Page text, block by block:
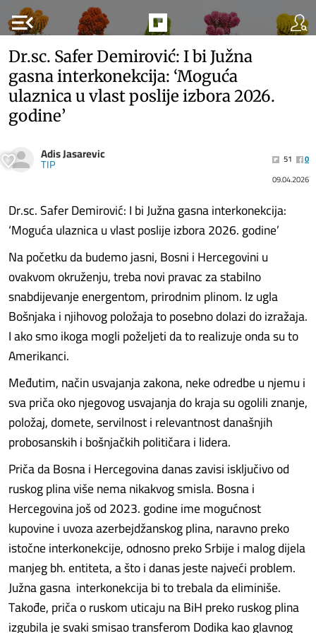
menu_open
Dr.sc. Safer Demirović: I bi Južna
gasna interkonekcija: ‘Moguća
ulaznica u vlast poslije izbora 2026.
godine’
Adis Jasarevic
TIP 51
0
09.04.2026
Dr.sc. Safer Demirović: I bi Južna gasna interkonekcija:
‘Moguća ulaznica u vlast poslije izbora 2026. godine’
Na početku da budemo jasni, Bosni i Hercegovini u
ovakvom okruženju, treba novi pravac za stabilno
snabdijevanje energentom, prirodnim plinom. Iz ugla
Bošnjaka i njihovog položaja to posebno dolazi do izražaja.
I ako smo ikoga mogli poželjeti da to realizuje onda su to
Amerikanci.
Međutim, način usvajanja zakona, neke odredbe u njemu i
sva priča oko njegovog usvajanja do kraja su ogolili znanje,
položaj, domete, servilnost i relevantnost današnjih
probosanskih i bošnjačkih političara i lidera.
Priča da Bosna i Hercegovina danas zavisi isključivo od
ruskog plina više nema nikakvog smisla. Bosna i
Hercegovina još od 2023. godine ime mogućnost
kupovine i uvoza azerbejdžanskog plina, naravno preko
istočne interkonekcije, odnosno preko Srbije i malog dijela
manjeg bh. entiteta, a što i danas jeste najveći problem.
Južna gasna interkonekcija bi to trebala da eliminiše.
Takođe, priča o ruskom uticaju na BiH preko ruskog plina
izgubila je svaki smisao transferom Dodika kao glavnog